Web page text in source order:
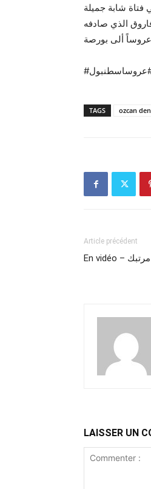
شابة جميلة
الذي صادفه
ألى بورصة
TAGS ozcan
Article précédent
LAISSER UN